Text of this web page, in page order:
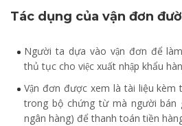
Tác dụng của vận đơn
Người ta dựa vào vận đơn để
thủ tục cho việc xuất nhập khẩu
Vận đơn được xem là tài liệu
trong bộ chứng từ mà người bán
ngân hàng) để thanh toán tiền